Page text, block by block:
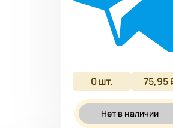
0шт. 75,95
Нет в наличии